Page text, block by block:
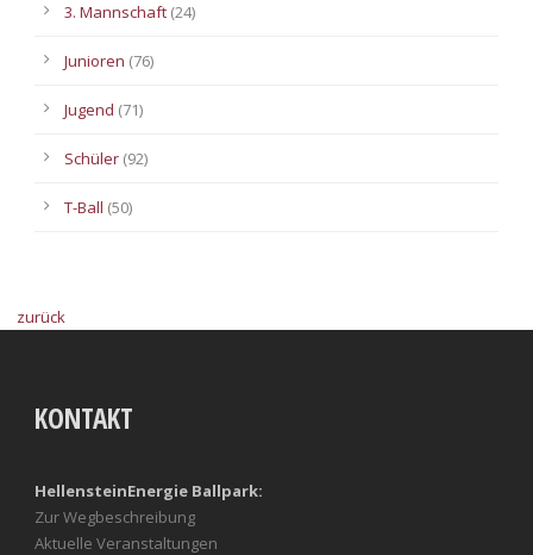
3. Mannschaft (24)
Junioren (76)
Jugend (71)
Schüler (92)
T-Ball (50)
zurück
KONTAKT
HellensteinEnergie Ballpark:
Zur Wegbeschreibung
Aktuelle Veranstaltungen